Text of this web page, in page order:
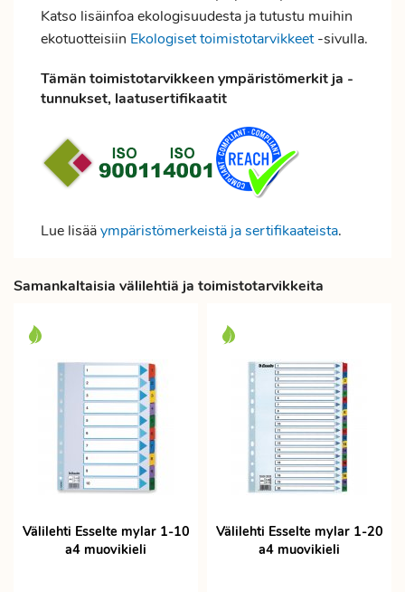
Katso lisäinfoa ekologisuudesta ja tutustu muihin
ekotuotteisiin Ekologiset toimistotarvikkeet-sivulla.
Tämän toimistotarvikkeen ympäristömerkit ja -
tunnukset, laatusertifikaatit
Lue lisääympäristömerkeistä ja sertifikaateista.
Samankaltaisia välilehtiä ja toimistotarvikkeita
Välilehti Esselte mylar 1-10
a4 muovikieli
Välilehti Esselte mylar 1-20
a4 muovikieli